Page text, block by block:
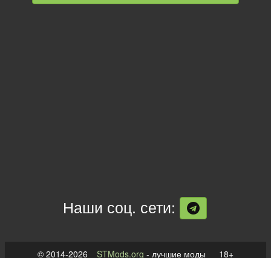
Наши соц. сети:
© 2014-2026 STMods.org - лучшие моды 18+